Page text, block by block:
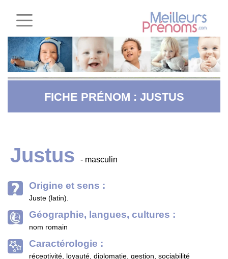
FICHE PRÉNOM : JUSTUS
Justus - masculin
Origine et sens :
Juste (latin).
Géographie, langues, cultures :
nom romain
Caractérologie :
réceptivité, loyauté, diplomatie, gestion, sociabilité